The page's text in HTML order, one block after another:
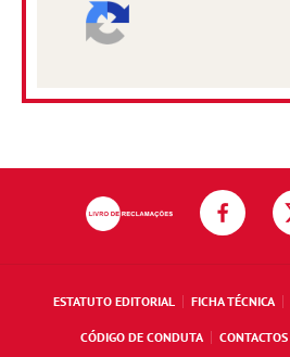
ESTATUTO EDITORIAL FICHA TÉCNICA
CÓDIGO DE CONDUTA CONTACTOS